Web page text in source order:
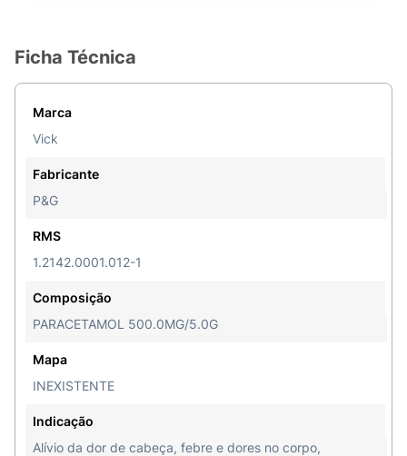
Ficha Técnica
Marca
Vick
Fabricante
P&G
RMS
1.2142.0001.012-1
Composição
PARACETAMOL 500.0MG/5.0G
Mapa
INEXISTENTE
Indicação
Alívio da dor de cabeça, febre e dores no corpo,